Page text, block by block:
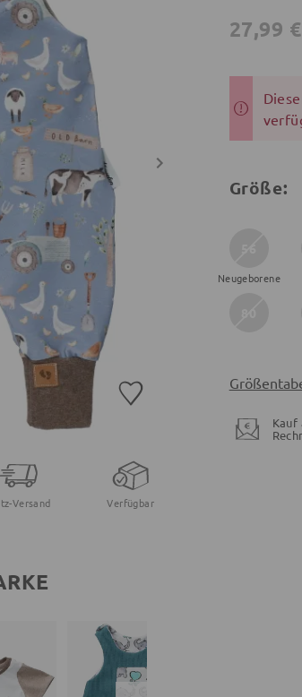
Versand Verfügbar
27,99
Größe:
Neugeborene
Kauf